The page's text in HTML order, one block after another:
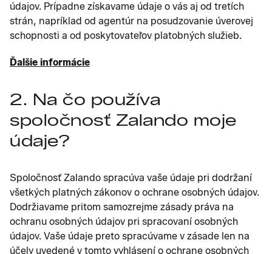
údajov. Prípadne získavame údaje o vás aj od tretích
strán, napríklad od agentúr na posudzovanie úverovej
schopnosti a od poskytovateľov platobných služieb.
Ďalšie informácie
2. Na čo používa
spoločnosť Zalando moje
údaje?
Spoločnosť Zalando spracúva vaše údaje pri dodržaní
všetkých platných zákonov o ochrane osobných údajov.
Dodržiavame pritom samozrejme zásady práva na
ochranu osobných údajov pri spracovaní osobných
údajov. Vaše údaje preto spracúvame v zásade len na
účely uvedené v tomto vyhlásení o ochrane osobných